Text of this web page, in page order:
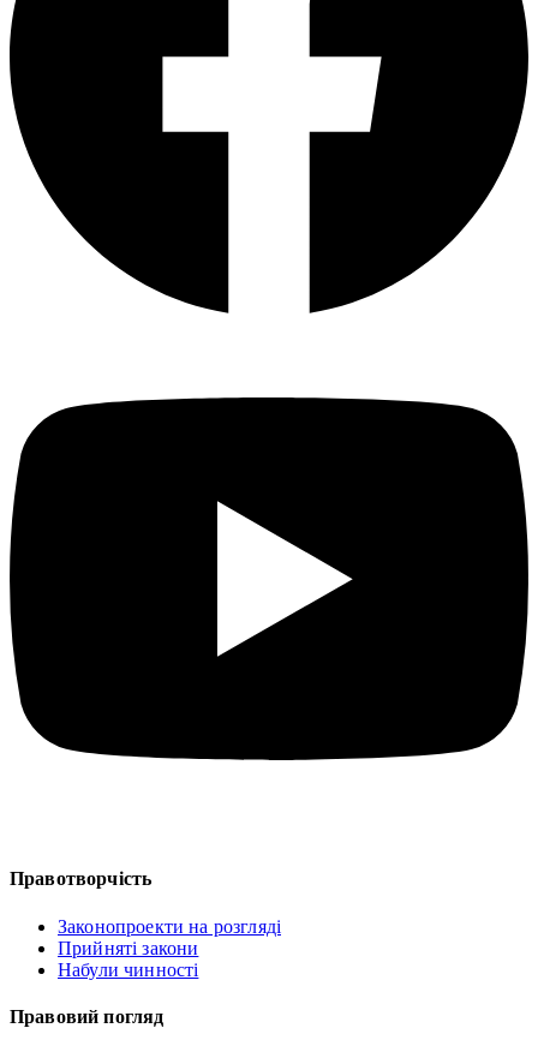
Правотворчість
Законопроекти на розгляді
Прийняті закони
Набули чинності
Правовий погляд